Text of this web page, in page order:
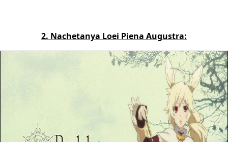
2. Nachetanya Loei Piena Augustra: